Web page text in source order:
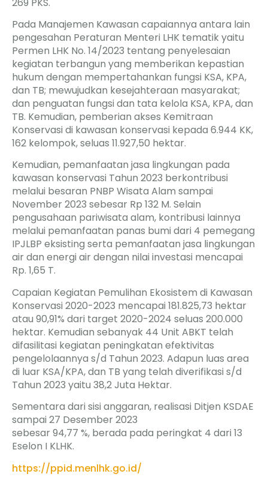
Pada Manajemen Kawasan capaiannya antara lain
pengesahan Peraturan Menteri LHK tematik yaitu
Permen LHK No. 14/2023 tentang penyelesaian
kegiatan terbangun yang memberikan kepastian
hukum dengan mempertahankan fungsi KSA, KPA,
dan TB; mewujudkan kesejahteraan masyarakat;
dan penguatan fungsi dan tata kelola KSA, KPA, dan
TB. Kemudian, pemberian akses Kemitraan
Konservasi di kawasan konservasi kepada 6.944 KK,
162 kelompok, seluas 11.927,50 hektar.
Kemudian, pemanfaatan jasa lingkungan pada
kawasan konservasi Tahun 2023 berkontribusi
melalui besaran PNBP Wisata Alam sampai
November 2023 sebesar Rp 132 M. Selain
pengusahaan pariwisata alam, kontribusi lainnya
melalui pemanfaatan panas bumi dari 4 pemegang
IPJLBP eksisting serta pemanfaatan jasa lingkungan
air dan energi air dengan nilai investasi mencapai
Rp. 1,65 T.
Capaian Kegiatan Pemulihan Ekosistem di Kawasan
Konservasi 2020-2023 mencapai 181.825,73 hektar
atau 90,91% dari target 2020-2024 seluas 200.000
hektar. Kemudian sebanyak 44 Unit ABKT telah
difasilitasi kegiatan peningkatan efektivitas
pengelolaannya s/d Tahun 2023. Adapun luas area
di luar KSA/KPA, dan TB yang telah diverifikasi s/d
Tahun 2023 yaitu 38,2 Juta Hektar.
Sementara dari sisi anggaran, realisasi Ditjen KSDAE
sampai 27 Desember 2023
sebesar 94,77 %, berada pada peringkat 4 dari 13
Eselon I KLHK.
https://ppid.menlhk.go.id/